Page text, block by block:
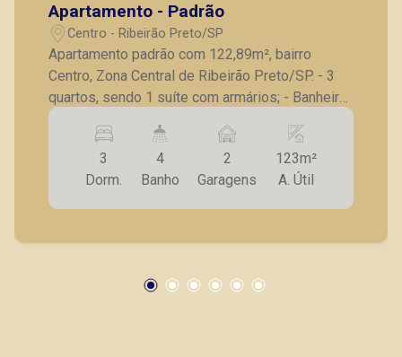
Apartamento - Padrão
Centro - Ribeirão Preto/SP
Apartamento padrão com 122,89m², bairro
Centro, Zona Central de Ribeirão Preto/SP. - 3
quartos, sendo 1 suíte com armários; - Banheiro
social; - Lavabo; - Sala para 2 ambientes; -
Sacada; - Cozinha com armários; - Despensa; -
Lavanderia; - Quarto de serviço; - Banheiro de
serviço; - 2 vagas de garagem. A Piramid tem
como objetivo atender seus clientes com
imóveis prontos, usados ou mesmo nos
3
Dorm.
4
Banho
2
Garagens
123m²
A. Útil